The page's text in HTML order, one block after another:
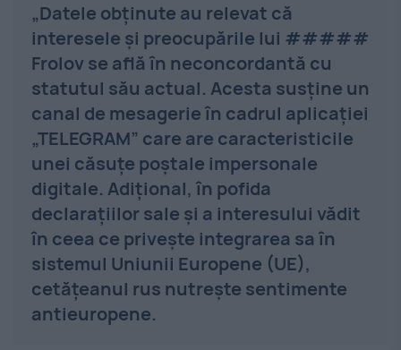
„Datele obținute au relevat că
interesele și preocupările lui #####
Frolov se află în neconcordantă cu
statutul său actual. Acesta susține un
canal de mesagerie în cadrul aplicației
„TELEGRAM” care are caracteristicile
unei căsuțe poștale impersonale
digitale. Adițional, în pofida
declarațiilor sale și a interesului vădit
în ceea ce privește integrarea sa în
sistemul Uniunii Europene (UE),
cetățeanul rus nutrește sentimente
antieuropene.